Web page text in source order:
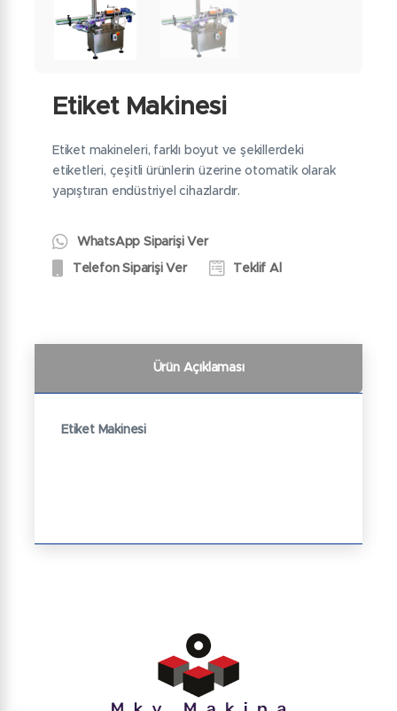
Etiket Makinesi
Etiket makineleri, farklı boyut ve şekillerdeki
etiketleri, çeşitli ürünlerin üzerine otomatik olarak
yapıştıran endüstriyel cihazlardır.
WhatsApp Siparişi Ver
Telefon Siparişi Ver Teklif Al
Ürün Açıklaması
Etiket Makinesi